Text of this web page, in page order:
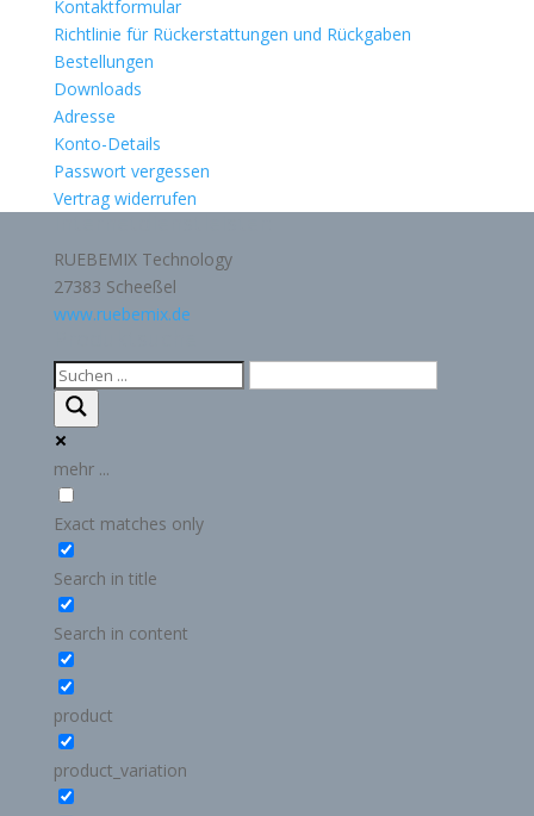
Kontaktformular
Richtlinie für Rückerstattungen und Rückgaben
Bestellungen
Downloads
Adresse
Konto-Details
Passwort vergessen
Vertrag widerrufen
RUEBEMIX Technology
27383 Scheeßel
www.ruebemix.de
mehr ...
Exact matches only
Search in title
Search in content
product
product_variation